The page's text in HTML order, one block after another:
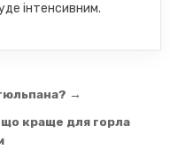
інтенсивним.
→
що краще для горла